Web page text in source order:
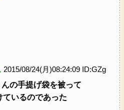
2015/08/24(月)08:24:09 ID:GZg
の手提げ袋を被って
いるのであった